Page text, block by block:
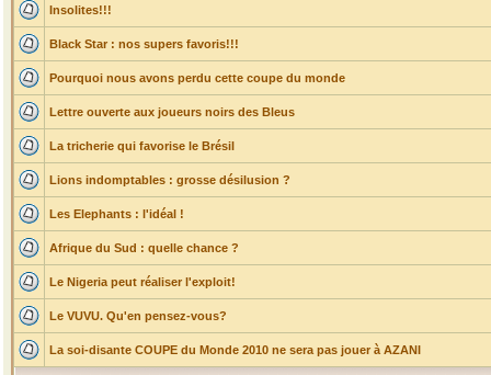
Insolites!!!
Black Star : nos supers favoris!!!
Pourquoi nous avons perdu cette coupe du monde
Lettre ouverte aux joueurs noirs des Bleus
La tricherie qui favorise le Brésil
Lions indomptables : grosse désilusion ?
Les Elephants : l'idéal !
Afrique du Sud : quelle chance ?
Le Nigeria peut réaliser l'exploit!
Le VUVU. Qu'en pensez-vous?
La soi-disante COUPE du Monde 2010 ne sera pas jouer à AZANI